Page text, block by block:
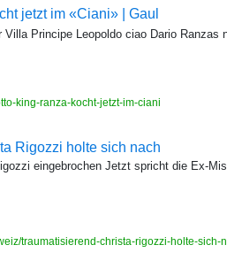
jetzt im «Ciani» | Gaul
Villa Principe Leopoldo ciao Dario Ranzas
king-ranza-kocht-jetzt-im-ciani
Rigozzi holte sich nach
eingebrochen Jetzt spricht die Ex-
traumatisierend-christa-rigozzi-holte-